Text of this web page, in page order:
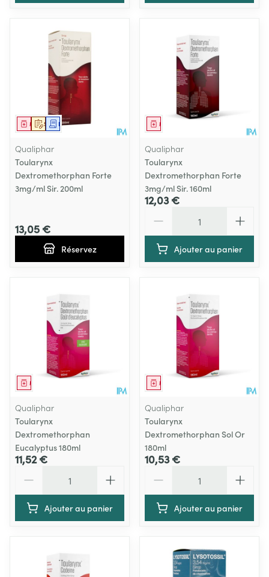
Sur prescription
MédicamentDemande écrite
Qualiphar
Toularynx
Dextromethorphan Forte
3mg/ml Sir. 200ml
13,05 €
Réservez
Médicament
Qualiphar
Toularynx
Dextromethorphan Forte
3mg/ml Sir. 160ml
12,03 €
Ajouter au panier
Médicament
Qualiphar
Toularynx
Dextromethorphan
Eucalyptus 180ml
11,52 €
Ajouter au panier
Médicament
Qualiphar
Toularynx
Dextromethorphan Sol Or
180ml
10,53 €
Ajouter au panier